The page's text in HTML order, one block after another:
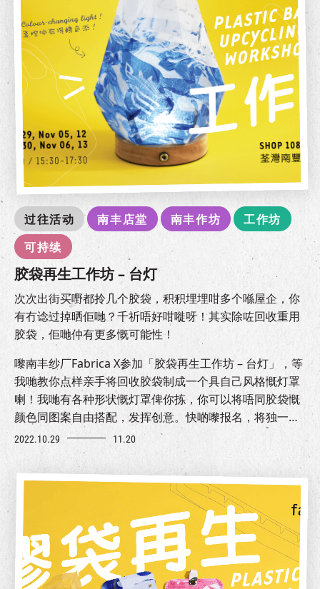
过往活动 南丰店堂 南丰作坊
工作坊
可持续
胶袋再生工作坊 – 台灯
次次出街买嘢都拎几个胶袋，积积埋埋咁多个喺屋企，你
有冇谂过掉晒佢哋？千祈唔好咁嘥呀！其实除咗回收重用
胶袋，佢哋仲有更多慨可能性！
嚟南丰纱厂Fabrica X参加「胶袋再生工作坊 – 台灯」，等
我哋教你点样亲手将回收胶袋制成一个具自己风格慨灯罩
喇！我哋有各种形状慨灯罩俾你拣，你可以将唔同胶袋慨
颜色同图案自由搭配，发挥创意。快啲嚟报名，将独一无
二慨灯罩带返屋企添加新色彩喇，你仲可以趁万圣节整个
特别版应节添！
2022.10.29 11.20